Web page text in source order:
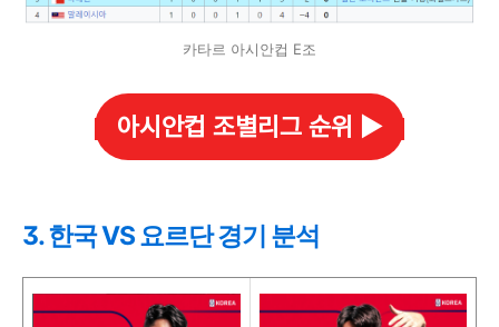
카타르 아시안컵 E조
아시안컵 조별리그 순위 ▶️
3. 한국 VS 요르단 경기 분석